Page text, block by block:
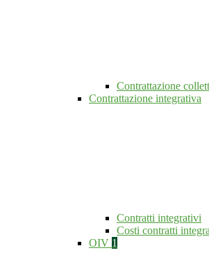
Contrattazione
Contrattazione integrativa
Contratti integrativi
Costi contratti
OIV 1